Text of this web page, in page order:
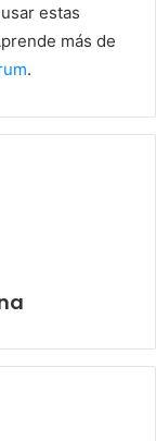
estas
más de
.